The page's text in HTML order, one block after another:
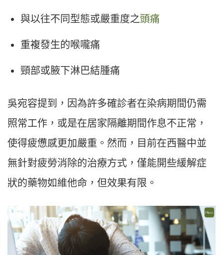
與以往不同型態或嚴重度之頭痛
重複發生的喉嚨痛
頸部或腋下淋巴結腫痛
吳宛容提到，因為許多確診者在染病期間仍需
照常工作，或是在居家隔離期間作息不正常，
使得疲憊感更加嚴重。然而，目前在西醫中並
無針對疲勞消除的治療方式，僅能開些緩解症
狀的藥物如維他命，但效果有限。